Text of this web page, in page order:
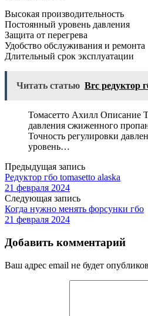
Высокая производительность
Постоянный уровень давления
Защита от перегрева
Удобство обслуживания и ремонта
Длительный срок эксплуатации
Читать статью Brc редуктор
Томасетто Ахилл Описание
давления сжиженного
Точность регулировки
уровень…
Предыдущая запись
Редуктор гбо tomasetto alaska
21 февраля 2024
Следующая запись
Когда нужно менять форсунки гбо
21 февраля 2024
Добавить комментарий
Ваш адрес email не будет